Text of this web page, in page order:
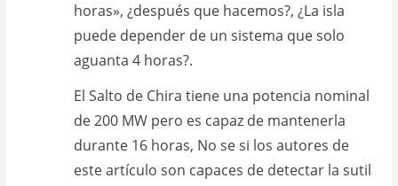
horas», ¿después que hacemos?, ¿La isla
puede depender de un sistema que solo
aguanta 4 horas?.
El Salto de Chira tiene una potencia nominal
de 200 MW pero es capaz de mantenerla
durante 16 horas, No se si los autores de
este artículo son capaces de detectar la sutil